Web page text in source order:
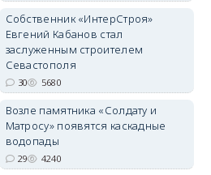
Собственник «ИнтерСтроя»
Евгений Кабанов стал
заслуженным строителем
Севастополя
30 5680
Возле памятника «Солдату и
Матросу» появятся каскадные
водопады
29 4240